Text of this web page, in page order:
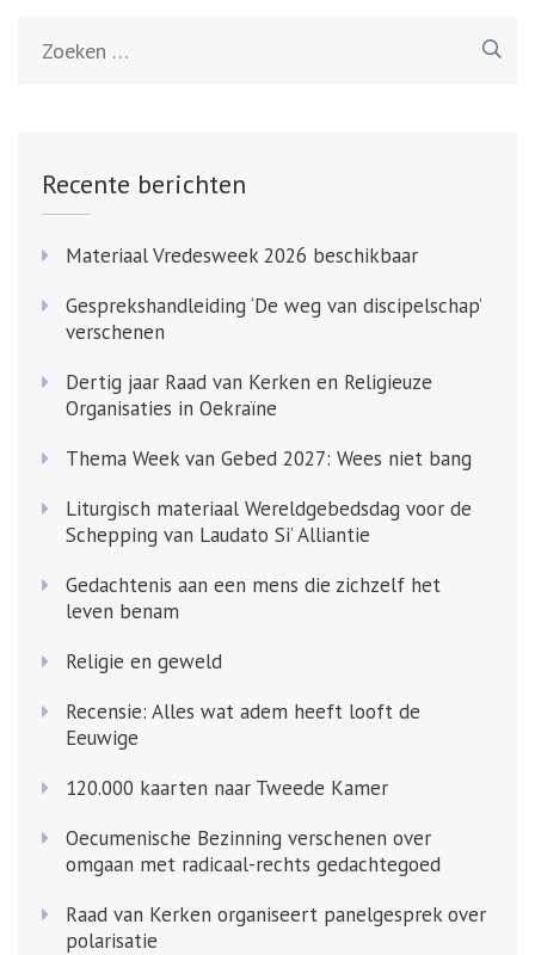
Recente berichten
Materiaal Vredesweek 2026 beschikbaar
Gesprekshandleiding ‘De weg van discipelschap’
verschenen
Dertig jaar Raad van Kerken en Religieuze
Organisaties in Oekraïne
Thema Week van Gebed 2027: Wees niet bang
Liturgisch materiaal Wereldgebedsdag voor de
Schepping van Laudato Si’ Alliantie
Gedachtenis aan een mens die zichzelf het
leven benam
Religie en geweld
Recensie: Alles wat adem heeft looft de
Eeuwige
120.000 kaarten naar Tweede Kamer
Oecumenische Bezinning verschenen over
omgaan met radicaal-rechts gedachtegoed
Raad van Kerken organiseert panelgesprek over
polarisatie